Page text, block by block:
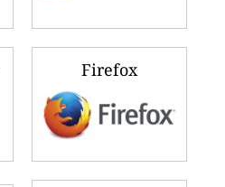
Firefox